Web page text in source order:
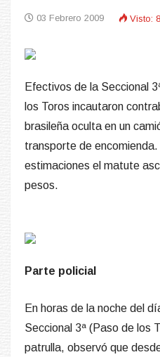
03 Febrero 2009 Visto:
Efectivos de la Seccional
los Toros incautaron
brasileña oculta en un
transporte de
estimaciones el matute
pesos.
Parte policial
En horas de la noche del
Seccional 3ª (Paso de los
patrulla, observó que